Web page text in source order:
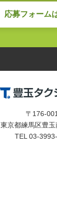
応募フォーム
〒176-
東京都練馬区豊
TEL 03-